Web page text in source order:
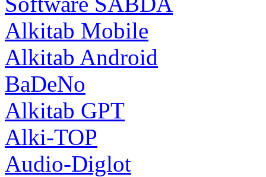
Alkitab Mobile
Alkitab Android
BaDeNo
Alkitab GPT
Alki-TOP
Audio-Diglot